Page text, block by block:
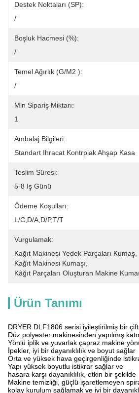
Destek Noktaları (SP):
/
Boşluk Hacmesi (%):
/
Temel Ağırlık (g/m2 ):
/
Min Sipariş Miktarı:
1
Ambalaj Bilgileri:
Standart Ihracat Kontrplak Ahşap Kasa
Teslim Süresi:
5-8 Iş Günü
Ödeme Koşulları:
L/C,D/A,D/P,T/T
Vurgulamak:
Kağıt Makinesi Yedek Parçaları Kumaş
Kağıt Makinesi Kumaşı
Kâğıt Parçaları Oluşturan Makine
Ürün Tanımı
DRYER DLF1806 serisi iyileştirilmiş bir çift
Düz polyester makinesinden yapılmış
Yönlü iplik ve yuvarlak çapraz makine
İpekler, iyi bir dayanıklılık ve boyut sağlar
Orta ve yüksek hava geçirgenliğinde
Yapı yüksek boyutlu istikrar sağlar ve
hasara karşı dayanıklılık, etkin bir şekilde
Makine temizliği, güçlü işaretlemeyen
kolay kurulum sağlamak ve iyi bir